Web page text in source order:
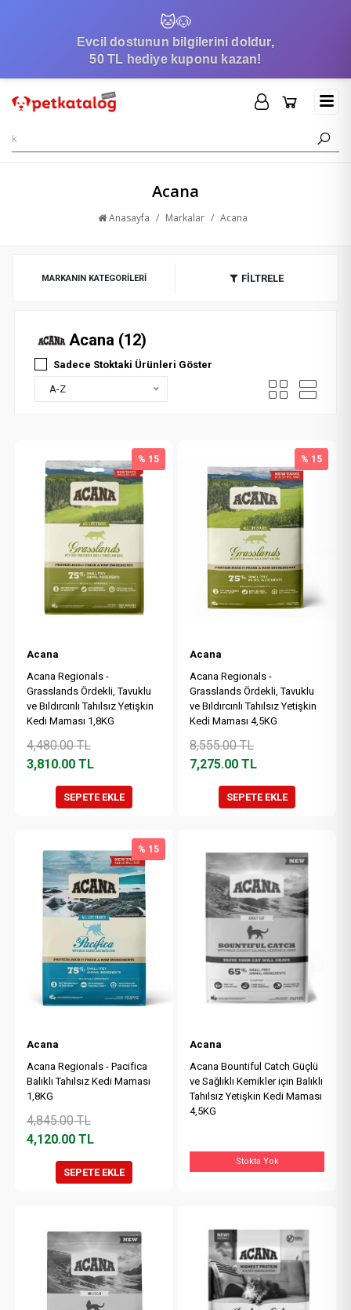
🐱🐶
Evcil dostunun bilgilerini doldur,
50 TL hediye kuponu kazan!
Acana
Anasayfa / Markalar / Acana
MARKANIN KATEGORILERI FİLTRELE
Acana (12)
Sadece Stoktaki Ürünleri Göster
A-Z
Acana
Acana Regionals -
Grasslands Ördekli, Tavuklu
ve Bıldırcınlı Tahılsız Yetişkin
Kedi Maması 1,8KG
4,480.00TL
3,810.00TL
% 15
SEPETE EKLE
Acana
Acana Regionals -
Grasslands Ördekli, Tavuklu
ve Bıldırcınlı Tahılsız Yetişkin
Kedi Maması 4,5KG
8,555.00TL
7,275.00 TL
% 15
SEPETE EKLE
Acana
Acana Regionals - Pacifica
Balıklı Tahılsız Kedi Maması
1,8KG
4,845.00TL
4,120.00TL
% 15
SEPETE EKLE
Acana
Acana Bountiful Catch Güçlü
ve Sağlıklı Kemikler için Balıklı
Tahılsız Yetişkin Kedi Maması
4,5KG
Stokta Yok